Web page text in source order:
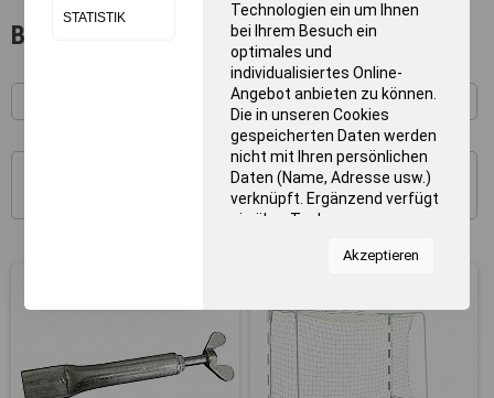
STATISTIK
Technologien ein um Ihnen
bei Ihrem Besuch ein
optimales und
individualisiertes Online-
Angebot anbieten zu können.
Die in unseren Cookies
gespeicherten Daten werden
nicht mit Ihren persönlichen
Daten (Name, Adresse usw.)
verknüpft. Ergänzend verfügt
sie über Tools von
Statistiken zur Nutzung
zum Anzeigen relevanter
Inhalte. Durch Klicken auf
"Alles erlauben" stimmen Sie
dem Einsatz von Cookies und
Akzeptieren
Beach - Handball